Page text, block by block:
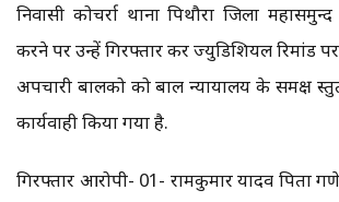
निवासी कोचर्रा थाना पिथौरा जिला
करने पर उन्हें गिरफ्तार कर ज्युडिशियल रिमांड
अपचारी बालको को बाल न्यायालय के समक्ष
कार्यवाही किया गया है.
गिरफ्तार आरोपी- 01- रामकुमार यादव पिता